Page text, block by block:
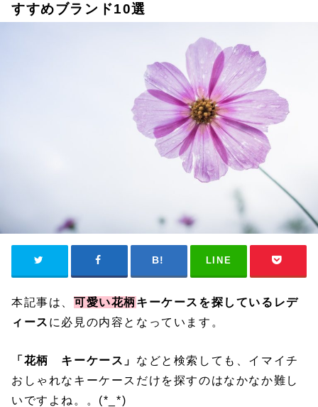
すすめブランド10選
LINE
本記事は、 可愛い花柄キーケースを探しているレデ
ィース に必見の内容となっています。
「花柄 キーケース」 などと検索しても、イマイチ
おしゃれなキーケースだけを探すのはなかなか難し
いですよね。。(*_*)